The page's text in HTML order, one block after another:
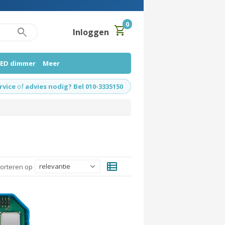
search Inloggen shopping_cart0
dimmer Meer
of advies nodig? Bel 010-3335150
op view_list